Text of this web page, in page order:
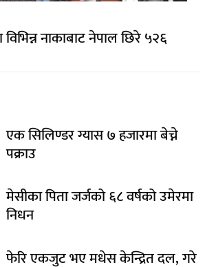
नाकाबाट नेपाल छिरे ५२६
एक सिलिण्डर ग्यास ७ हजारमा बेच्ने
पक्राउ
मेसीका पिता जर्जको ६८ वर्षको उमेरमा
निधन
फेरि एकजुट भए मधेस केन्द्रित दल, गरे